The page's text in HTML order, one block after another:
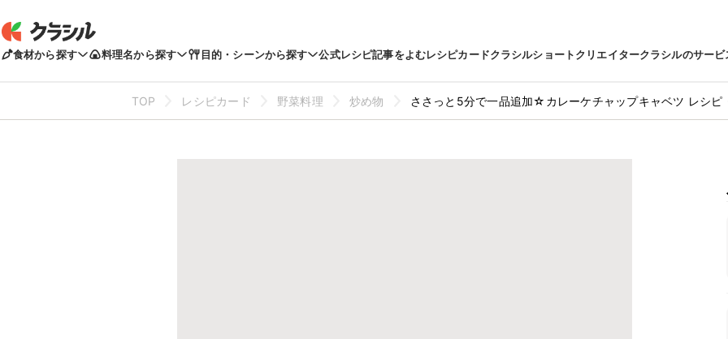
食材から探す 料理名から探す 目的・シーンから探す 公式レシピ記事をよむレシピカードクラシルショートクリエイタークラシルのサービ
TOP レシピカード 野菜料理 炒め物 ささっと5分で一品追加☆カレーケチャップキャベツ レシピ